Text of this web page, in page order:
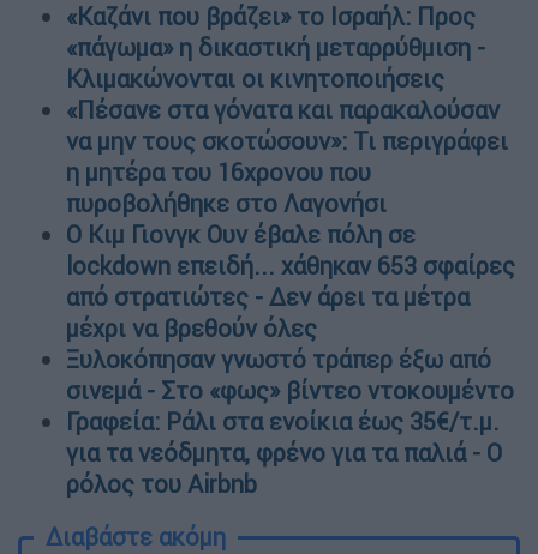
«Καζάνι που βράζει» το Ισραήλ: Προς
«πάγωμα» η δικαστική μεταρρύθμιση -
Κλιμακώνονται οι κινητοποιήσεις
«Πέσανε στα γόνατα και παρακαλούσαν
να μην τους σκοτώσουν»: Τι περιγράφει
η μητέρα του 16χρονου που
πυροβολήθηκε στο Λαγονήσι
Ο Κιμ Γιονγκ Ουν έβαλε πόλη σε
lockdown επειδή... χάθηκαν 653 σφαίρες
από στρατιώτες - Δεν άρει τα μέτρα
μέχρι να βρεθούν όλες
Ξυλοκόπησαν γνωστό τράπερ έξω από
σινεμά - Στο «φως» βίντεο ντοκουμέντο
Γραφεία: Ράλι στα ενοίκια έως 35€/τ.μ.
για τα νεόδμητα, φρένο για τα παλιά - Ο
ρόλος του Airbnb
Διαβάστε ακόμη